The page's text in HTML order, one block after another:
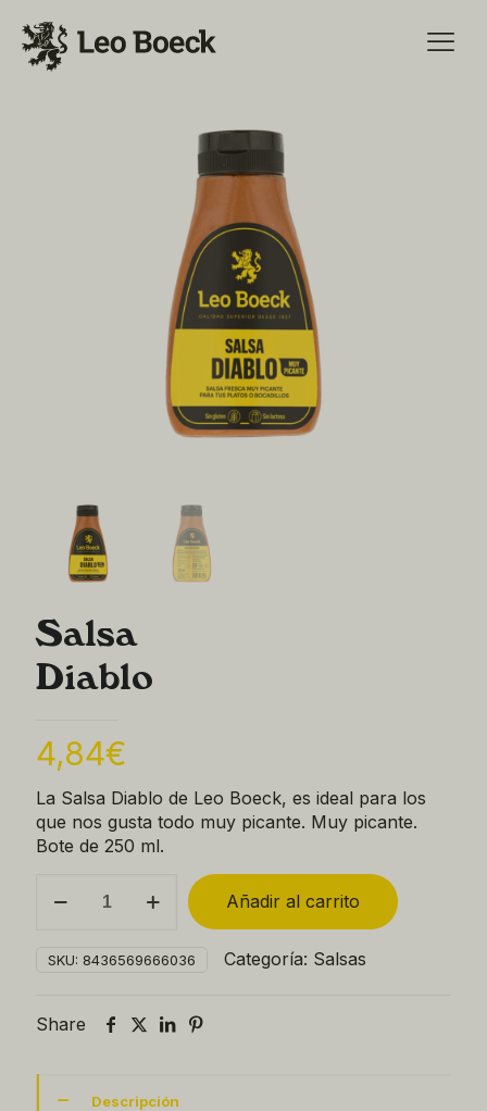
Salsa
Diablo
4,84€
La Salsa Diablo de Leo Boeck, es ideal para los
que nos gusta todo muy picante. Muy picante.
Bote de 250 ml.
Diablo
Añadir al carrito
SKU: 8436569666036 Categoría: Salsas
Share
Descripción